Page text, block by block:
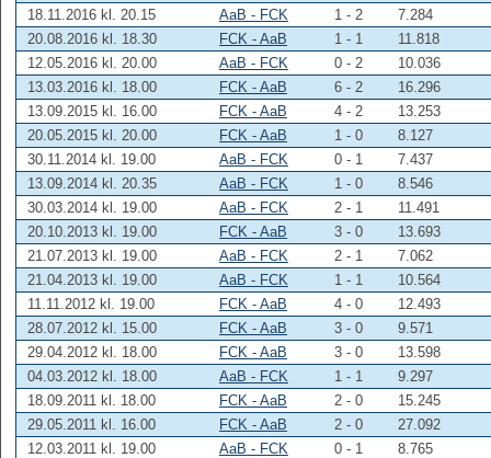
18.11.2016 kl. 20.15
AaB - FCK 1 - 2
7.284
20.08.2016 kl. 18.30
FCK - AaB 1 - 1
11.818
12.05.2016 kl. 20.00
AaB - FCK 0 - 2
10.036
13.03.2016 kl. 18.00
FCK - AaB 6 - 2
16.296
13.09.2015 kl. 16.00
FCK - AaB 4 - 2
13.253
20.05.2015 kl. 20.00
FCK - AaB 1 - 0
8.127
30.11.2014 kl. 19.00
AaB - FCK 0 - 1
7.437
13.09.2014 kl. 20.35
AaB - FCK 1 - 0
8.546
30.03.2014 kl. 19.00
AaB - FCK 2 - 1
11.491
20.10.2013 kl. 19.00
FCK - AaB 3 - 0
13.693
21.07.2013 kl. 19.00
AaB - FCK 2 - 1
7.062
21.04.2013 kl. 19.00
AaB - FCK 1 - 1
10.564
11.11.2012 kl. 19.00
FCK - AaB 4 - 0
12.493
28.07.2012 kl. 15.00
FCK - AaB 3 - 0
9.571
29.04.2012 kl. 18.00
FCK - AaB 3 - 0
13.598
04.03.2012 kl. 18.00
AaB - FCK 1 - 1
9.297
18.09.2011 kl. 18.00
FCK - AaB 2 - 0
15.245
29.05.2011 kl. 16.00
FCK - AaB 2 - 0
27.092
12.03.2011 kl. 19.00
AaB - FCK 0 - 1
8.765